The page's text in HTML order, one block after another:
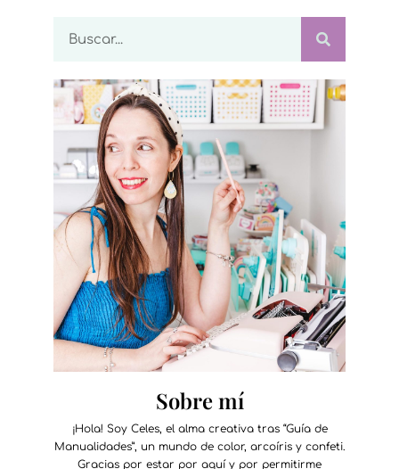
Sobre mí
¡Hola! Soy Celes, el alma creativa tras “Guía de
Manualidades”, un mundo de color, arcoíris y confeti.
Gracias por estar por aquí y por permitirme